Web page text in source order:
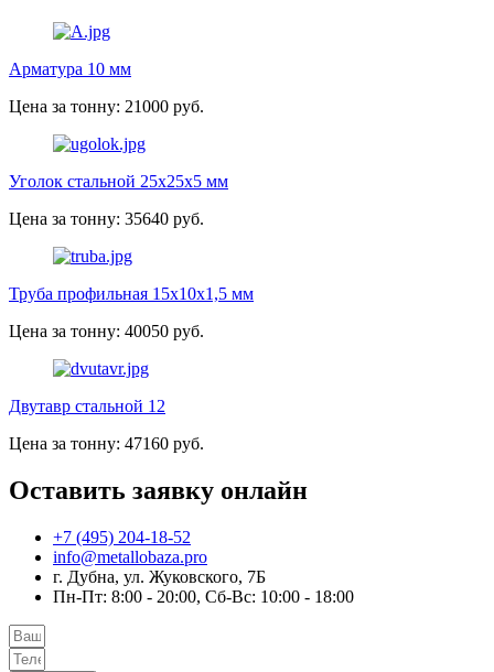
Арматура 10 мм
Цена за тонну: 21000 руб.
Уголок стальной 25х25х5 мм
Цена за тонну: 35640 руб.
Труба профильная 15х10х1,5 мм
Цена за тонну: 40050 руб.
Двутавр стальной 12
Цена за тонну: 47160 руб.
Оставить заявку онлайн
+7 (495) 204-18-52
info@metallobaza.pro
г. Дубна, ул. Жуковского, 7Б
Пн-Пт: 8:00 - 20:00, Сб-Вс: 10:00 - 18:00